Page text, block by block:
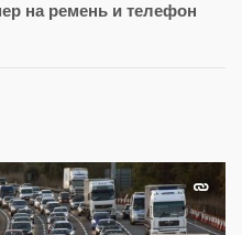
на ремень и телефон